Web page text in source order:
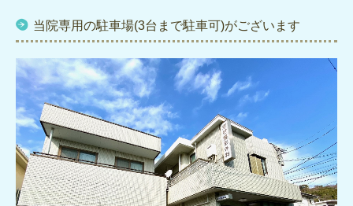
当院専用の駐車場(3台まで駐車可)がございます